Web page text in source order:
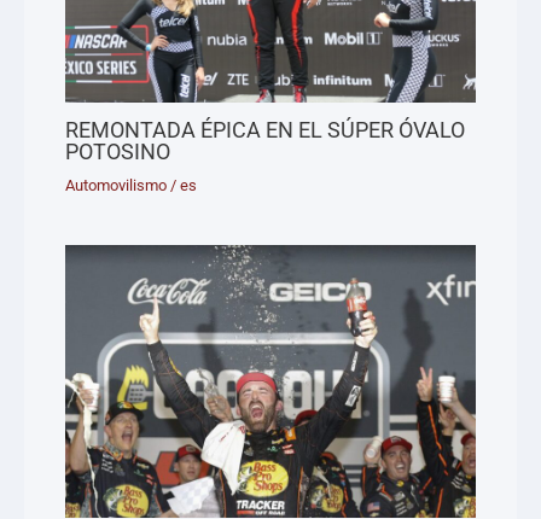
REMONTADA ÉPICA EN EL SÚPER ÓVALO
POTOSINO
Automovilismo /es